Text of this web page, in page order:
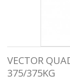
VECTOR
375/375KG